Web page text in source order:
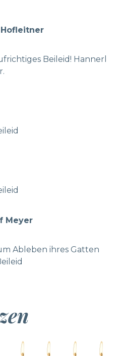
Beileid! Hannerl
Meyer
Ableben ihres Gatten